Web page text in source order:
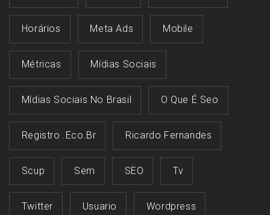
Horários Meta Ads Mobile
Métricas Mídias Sociais
Mídias Sociais No Brasil O Que É Seo
Registro .eco.br Ricardo Fernandes
Scup Sem SEO Tv
Twitter Usuario Wordpress